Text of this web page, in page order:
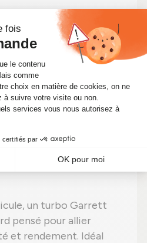
faites un pari gagnant :
de dépenses (avec
444,60 €)
et unchoix
hésiter ?
tout en faisant
performances de
Garrett
un turbo Garrett
pensé pour allier
et rendement. Idéal